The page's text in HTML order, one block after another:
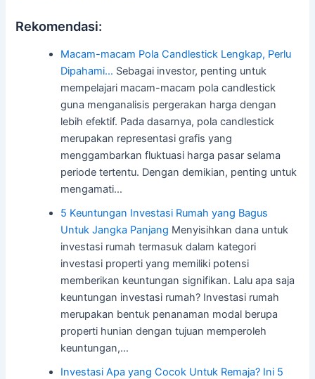
Rekomendasi:
Macam-macam Pola Candlestick Lengkap, Perlu
Dipahami… Sebagai investor, penting untuk
mempelajari macam-macam pola candlestick
guna menganalisis pergerakan harga dengan
lebih efektif. Pada dasarnya, pola candlestick
merupakan representasi grafis yang
menggambarkan fluktuasi harga pasar selama
periode tertentu. Dengan demikian, penting untuk
mengamati…
5 Keuntungan Investasi Rumah yang Bagus
Untuk Jangka Panjang Menyisihkan dana untuk
investasi rumah termasuk dalam kategori
investasi properti yang memiliki potensi
memberikan keuntungan signifikan. Lalu apa saja
keuntungan investasi rumah? Investasi rumah
merupakan bentuk penanaman modal berupa
properti hunian dengan tujuan memperoleh
keuntungan,…
Investasi Apa yang Cocok Untuk Remaja? Ini 5